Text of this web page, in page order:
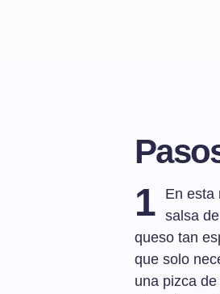
1
En esta
salsa
queso tan
que solo
una pizca